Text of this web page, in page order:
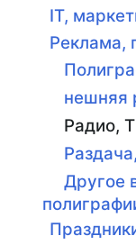
IT,
Реклама,
нешняя
Радио,
Другое